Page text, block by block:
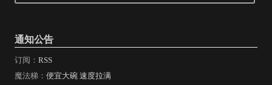
通知公告
订阅： RSS
魔法梯： 便宜大碗 速度拉满